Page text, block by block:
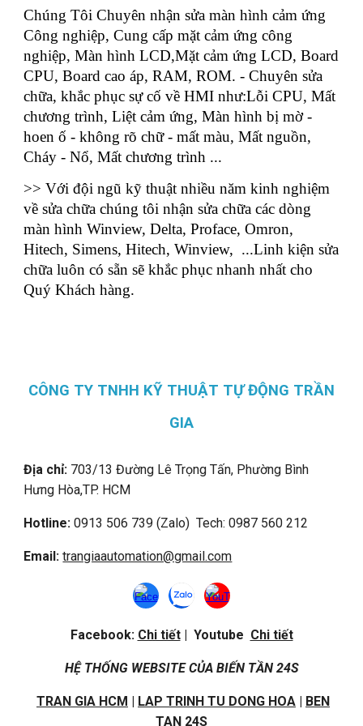
Chúng Tôi Chuyên nhận sửa màn hình cảm ứng
Công nghiệp, Cung cấp mặt cảm ứng công
nghiệp, Màn hình LCD,Mặt cảm ứng LCD, Board
CPU, Board cao áp, RAM, ROM. - Chuyên sửa
chữa, khắc phục sự cố về HMI như:Lỗi CPU, Mất
chương trình, Liệt cảm ứng, Màn hình bị mờ -
hoen ố - không rõ chữ - mất màu, Mất nguồn,
Cháy - Nổ, Mất chương trình ...
>> Với đội ngũ kỹ thuật nhiều năm kinh nghiệm
về sửa chữa chúng tôi nhận sửa chữa các dòng
màn hình Winview, Delta, Proface, Omron,
Hitech, Simens, Hitech, Winview, ...Linh kiện sửa
chữa luôn có sẵn sẽ khắc phục nhanh nhất cho
Quý Khách hàng.
CÔNG TY TNHH KỸ THUẬT TỰ ĐỘNG TRẦN
GIA
Địa chỉ: 703/13 Đường Lê Trọng Tấn, Phường Bình
Hưng Hòa,TP. HCM
Hotline: 0913 506 739 (Zalo) Tech: 0987 560 212
Email:trangiaautomation@gmail.com
Facebook: Chi tiết| Youtube Chi tiết
HỆ THỐNG WEBSITE CỦA BIẾN TẦN 24S
TRAN GIA HCM | LAP TRINH TU DONG HOA | BEN
TAN 24S